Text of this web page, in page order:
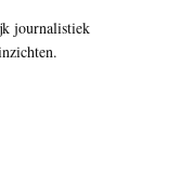
journalistiek